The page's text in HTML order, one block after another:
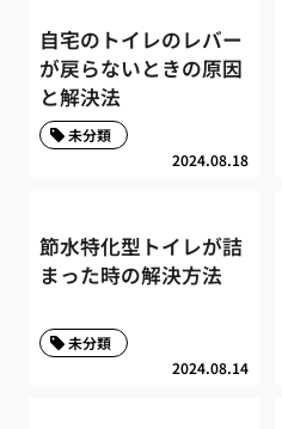
自宅のトイレのレバー
が戻らないときの原因
と解決法
2024.08.18
未分類
節水特化型トイレが詰
まった時の解決方法
2024.08.14
未分類